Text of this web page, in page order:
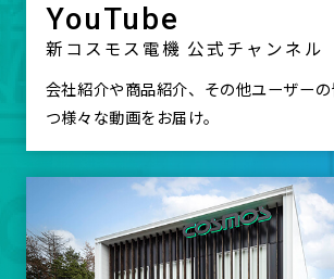
YouTube
新コスモス電機 公式チャンネル
会社紹介や商品紹介、その他ユーザー
つ様々な動画をお届け。